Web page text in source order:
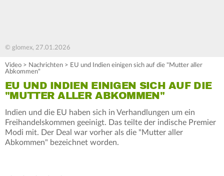
© glomex, 27.01.2026
Video > Nachrichten > EU und Indien einigen sich auf die "Mutter aller
Abkommen"
EU UND INDIEN EINIGEN SICH AUF DIE
"MUTTER ALLER ABKOMMEN"
Indien und die EU haben sich in Verhandlungen um ein
Freihandelskommen geeinigt. Das teilte der indische Premier
Modi mit. Der Deal war vorher als die "Mutter aller
Abkommen" bezeichnet worden.